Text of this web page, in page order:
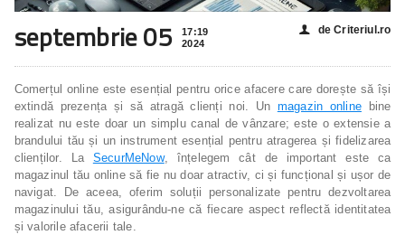
septembrie 05
17:19
2024
👤 de Criteriul.ro
Comerțul online este esențial pentru orice afacere care dorește să își
extindă prezența și să atragă clienți noi. Un magazin onlinebine
realizat nu este doar un simplu canal de vânzare; este o extensie a
brandului tău și un instrument esențial pentru atragerea și fidelizarea
clienților. La SecurMeNow, înțelegem cât de important este ca
magazinul tău online să fie nu doar atractiv, ci și funcțional și ușor de
navigat. De aceea, oferim soluții personalizate pentru dezvoltarea
magazinului tău, asigurându-ne că fiecare aspect reflectă identitatea
și valorile afacerii tale.